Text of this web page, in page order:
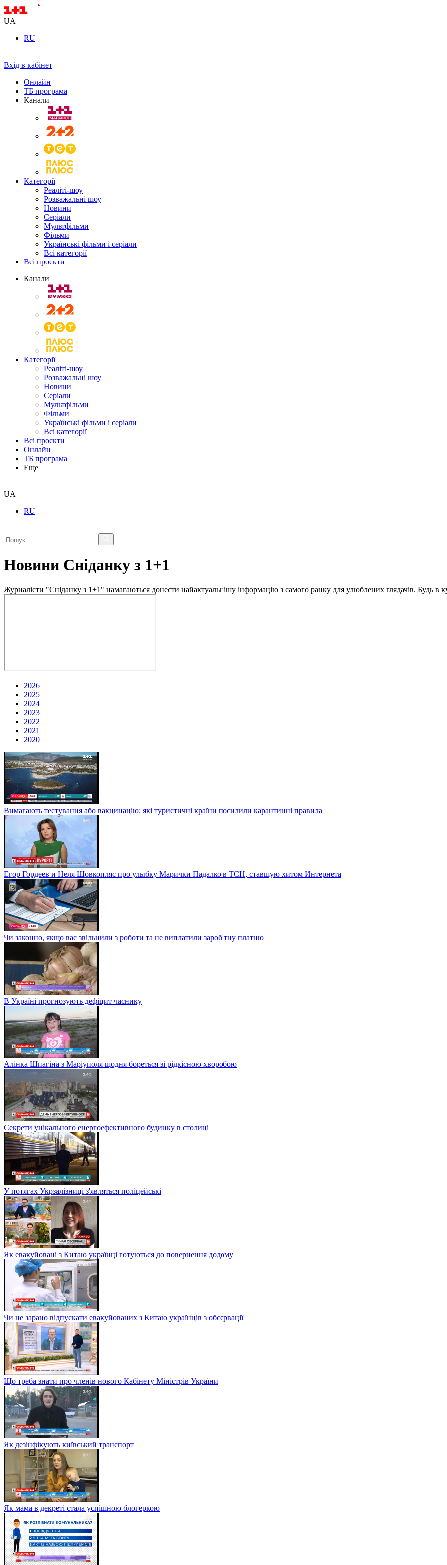
UA
RU
Вхід в кабінет
Онлайн
ТБ програма
Канали
Категорії
Реаліті-шоу
Розважальні шоу
Новини
Серіали
Мультфільми
Фільми
Українські фільми і серіали
Всі категорії
Всі проєкти
Канали
Категорії
Реаліті-шоу
Розважальні шоу
Новини
Серіали
Мультфільми
Фільми
Українські фільми і серіали
Всі категорії
Всі проєкти
Онлайн
ТБ програма
Еще
UA
RU
Новини Сніданку з 1+1
Журналісти "Сніданку з 1+1" намагаються донести найактуальнішу інформацію з самого ранку для улюблених глядачів. Будь в
2026
2025
2024
2023
2022
2021
2020
Вимагають тестування або вакцинацію: які туристичні країни посилили карантинні правила
Егор Гордеев и Неля Шовкопляс про улыбку Марички Падалко в ТСН, ставшую хитом Интернета
Чи законно, якщо вас звільнили з роботи та не виплатили заробітну платню
В Україні прогнозують дефіцит часнику
Алінка Шпагіна з Маріуполя щодня бореться зі рідкісною хворобою
Секрети унікального енергоефективного будинку в столиці
У потягах Укрзалізниці з'являться поліцейські
Як евакуйовані з Китаю українці готуються до повернення додому
Чи не зарано відпускати евакуйованих з Китаю українців з обсервації
Що треба знати про членів нового Кабінету Міністрів України
Як дезінфікують київський транспорт
Як мама в декреті стала успішною блогеркою